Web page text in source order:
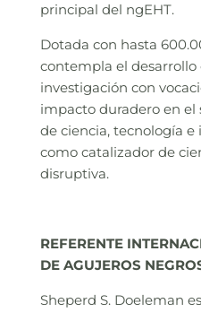
principal del ngEHT.
Dotada con hasta
contempla el
investigación con
impacto duradero en el
de ciencia, tecnología
como catalizador de
disruptiva.
REFERENTE
DE AGUJEROS
Sheperd S. Doeleman